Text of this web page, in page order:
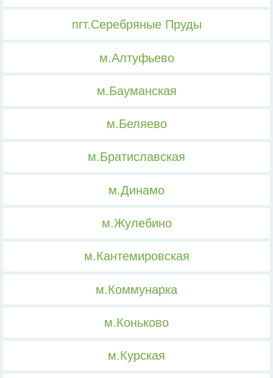
пгт.Серебряные Пруды
м.Алтуфьево
м.Бауманская
м.Беляево
м.Братиславская
м.Динамо
м.Жулебино
м.Кантемировская
м.Коммунарка
м.Коньково
м.Курская